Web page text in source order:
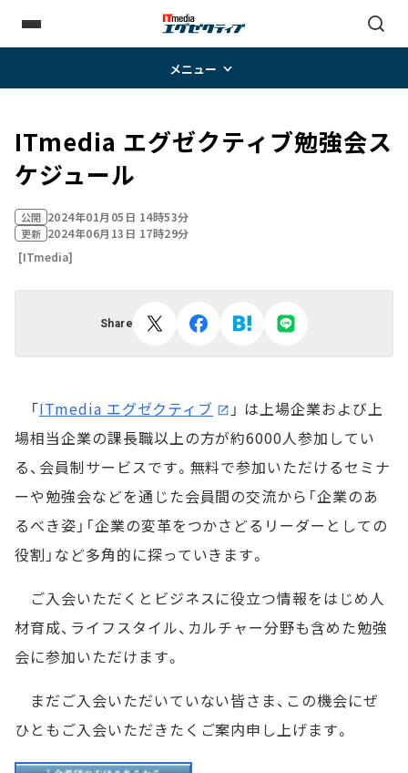
メニュー
ITmedia エグゼクティブ勉強会ス
ケジュール
公開 2024年01月05日 14時53分
更新 2024年06月13日 17時29分
[ITmedia]
Share
「ITmedia エグゼクティブ
」 は上場企業および上
場相当企業の課長職以上の方が約6000人参加してい
る、会員制サービスです。無料で参加いただけるセミナ
ーや勉強会などを通じた会員間の交流から「企業のあ
るべき姿」「企業の変革をつかさどるリーダーとしての
役割」など多角的に探っていきます。
ご入会いただくとビジネスに役立つ情報をはじめ人
材育成、ライフスタイル、カルチャー分野も含めた勉強
会に参加いただけます。
まだご入会いただいていない皆さま、この機会にぜ
ひともご入会いただきたくご案内申し上げます。